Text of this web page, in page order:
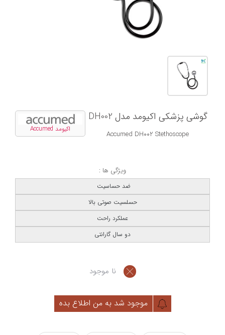
اکیومد Accumed
گوشی پزشکی اکیومد مدل DH002
Accumed DH002 Stethoscope
ویژگی ها :
ضد حساسیت
حسلسیت صوتی بالا
عملکرد راحت
دو سال گارانتی
نا موجود
موجود شد به من اطلاع بده